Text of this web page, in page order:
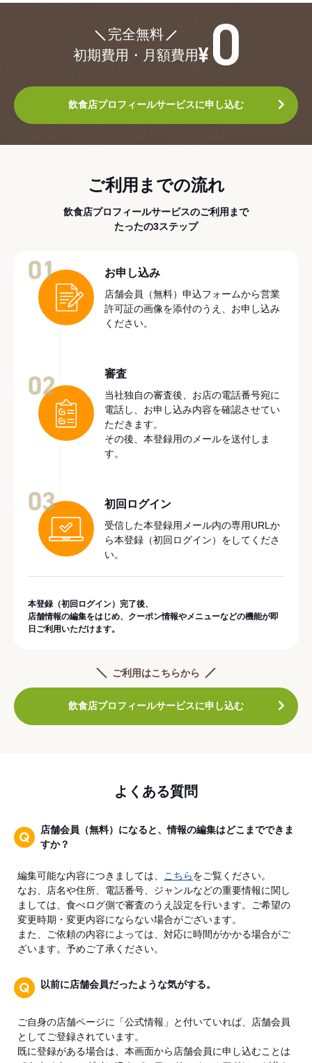
完全無料
初期費用・月額費用
飲食店プロフィールサービスに申し込む
ご利用までの流れ
飲食店プロフィールサービスのご利用まで
たったの3ステップ
お申し込み
店舗会員（無料）申込フォームから営業
許可証の画像を添付のうえ、お申し込み
ください。
審査
当社独自の審査後、お店の電話番号宛に
電話し、お申し込み内容を確認させてい
ただきます。
その後、本登録用のメールを送付しま
す。
初回ログイン
受信した本登録用メール内の専用URLか
ら本登録（初回ログイン）をしてくださ
い。
本登録（初回ログイン）完了後、
店舗情報の編集をはじめ、クーポン情報やメニューなどの機能が即
日ご利用いただけます。
ご利用はこちらから
飲食店プロフィールサービスに申し込む
よくある質問
店舗会員（無料）になると、情報の編集はどこまでできま
すか？
編集可能な内容につきましては、 こちらをご覧ください。
なお、店名や住所、電話番号、ジャンルなどの重要情報に関し
ましては、食べログ側で審査のうえ設定を行います。ご希望の
変更時期・変更内容にならない場合がございます。
また、ご依頼の内容によっては、対応に時間がかかる場合がご
ざいます。予めご了承ください。
以前に店舗会員だったような気がする。
ご自身の店舗ページに「公式情報」と付いていれば、店舗会員
としてご登録されています。
既に登録がある場合は、本画面から店舗会員に申し込むことは